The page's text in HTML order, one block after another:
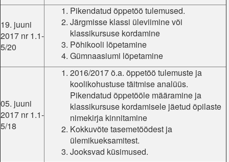
19. juuni
2017 nr 1.1-
5/20
Pikendatud õppetöö tulemused.
Järgmisse klassi üleviimine või
klassikursuse kordamine
Põhikooli lõpetamine
Gümnaasiumi lõpetamine
05. juuni
2017 nr 1.1-
5/18
2016/2017 õ.a. õppetöö tulemuste ja
koolikohustuse täitmise analüüs.
Pikendatud õppetööle määramine ja
klassikursuse kordamisele jäetud õpilaste
nimekirja kinnitamine
Kokkuvõte tasemetöödest ja
ülemikueksamitest.
Jooksvad küsimused.